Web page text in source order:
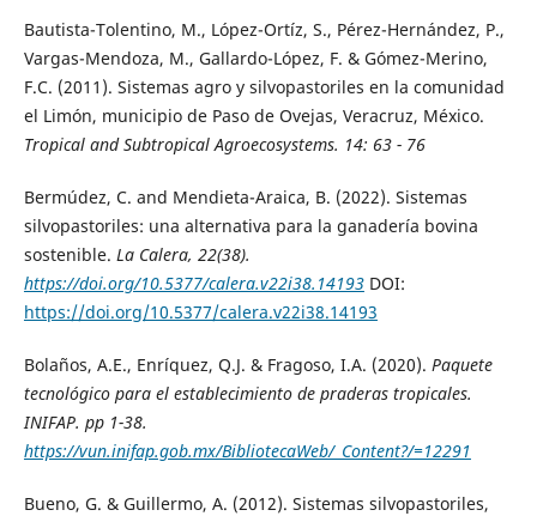
Bautista-Tolentino, M., López-Ortíz, S., Pérez-Hernández, P.,
Vargas-Mendoza, M., Gallardo-López, F. & Gómez-Merino,
F.C. (2011). Sistemas agro y silvopastoriles en la comunidad
el Limón, municipio de Paso de Ovejas, Veracruz, México.
Tropical and Subtropical Agroecosystems. 14: 63 - 76
Bermúdez, C. and Mendieta-Araica, B. (2022). Sistemas
silvopastoriles: una alternativa para la ganadería bovina
sostenible. La Calera, 22(38).
https://doi.org/10.5377/calera.v22i38.14193DOI:
https://doi.org/10.5377/calera.v22i38.14193
Bolaños, A.E., Enríquez, Q.J. & Fragoso, I.A. (2020). Paquete
tecnológico para el establecimiento de praderas tropicales.
INIFAP. pp 1-38.
https://vun.inifap.gob.mx/BibliotecaWeb/_Content?/=12291
Bueno, G. & Guillermo, A. (2012). Sistemas silvopastoriles,